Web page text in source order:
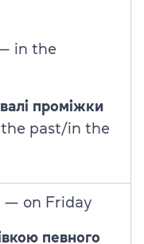
in the
проміжки
past/in the
— on Friday
певного